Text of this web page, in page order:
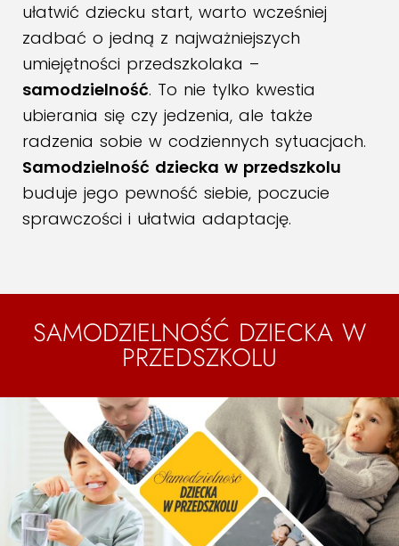
ułatwić dziecku start, warto wcześniej
zadbać o jedną z najważniejszych
umiejętności przedszkolaka –
samodzielność. To nie tylko kwestia
ubierania się czy jedzenia, ale także
radzenia sobie w codziennych sytuacjach.
Samodzielność dziecka w przedszkolu
buduje jego pewność siebie, poczucie
sprawczości i ułatwia adaptację.
SAMODZIELNOŚĆ DZIECKA W
PRZEDSZKOLU